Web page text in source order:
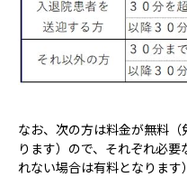
当院の魅力
よくある質問
ご意見箱
なお、次の方は料金が無料
ります）ので、それぞれ必
れない場合は有料となります